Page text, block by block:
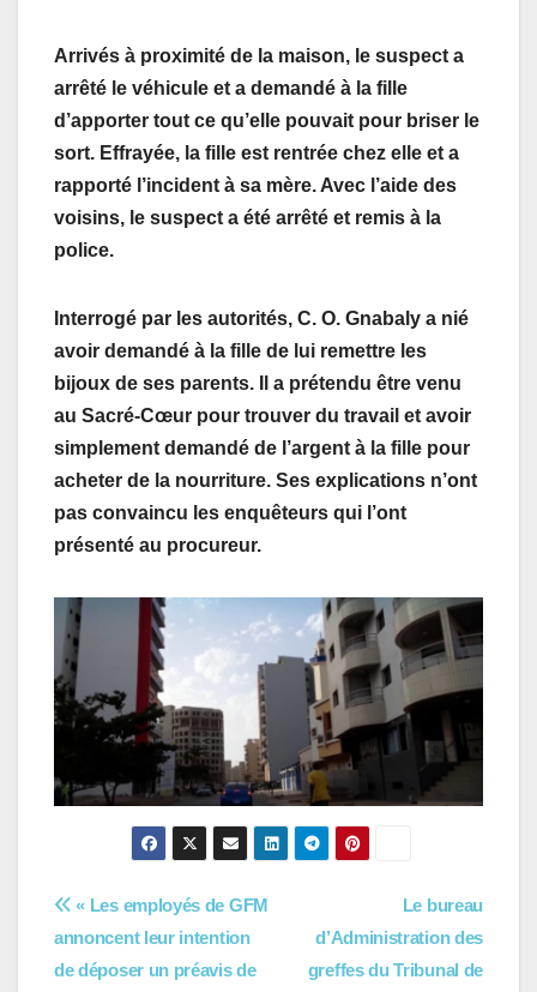
Arrivés à proximité de la maison, le suspect a
arrêté le véhicule et a demandé à la fille
d’apporter tout ce qu’elle pouvait pour briser le
sort. Effrayée, la fille est rentrée chez elle et a
rapporté l’incident à sa mère. Avec l’aide des
voisins, le suspect a été arrêté et remis à la
police.
Interrogé par les autorités, C. O. Gnabaly a nié
avoir demandé à la fille de lui remettre les
bijoux de ses parents. Il a prétendu être venu
au Sacré-Cœur pour trouver du travail et avoir
simplement demandé de l’argent à la fille pour
acheter de la nourriture. Ses explications n’ont
pas convaincu les enquêteurs qui l’ont
présenté au procureur.
Navigation
de
Le bureau
d’Administration des
greffes du Tribunal de
« Les employés de GFM
annoncent leur intention
de déposer un préavis de